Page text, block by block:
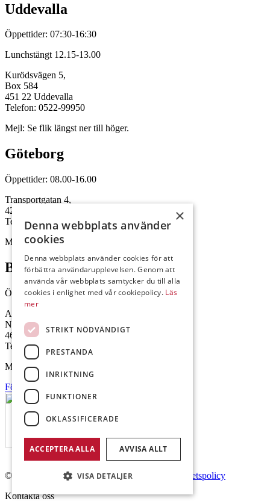
Uddevalla
Öppettider: 07:30-16:30
Lunchstängt 12.15-13.00
Kurödsvägen 5,
Box 584
451 22 Uddevalla
Telefon: 0522-99950
Mejl: Se flik längst ner till höger.
Göteborg
Öppettider: 08.00-16.00
Transportgatan 4,
422 46 Hisings Backa
Telefon: 0708-115352
Mejl: Se flik längst ner till höger.
Brålanda
Öppettider: 07:00-16:00
Andrésen Maskin i Brålanda AB
Nuntorp 301
464 64 Brålanda
Telefon: 0521-57 57 30
Mejl: Se flik längst ner till höger.
Följ oss på Facebook
© Copyright 2026 Andrésen Maskin AB.
Integritetspolicy
Kontakta oss
×
Denna webbplats använder
cookies
Denna webbplats använder cookies för att
förbättra användarupplevelsen. Genom att
använda vår webbplats samtycker du till alla
cookies i enlighet med vår cookiepolicy. Läs
mer
STRIKT NÖDVÄNDIGT
PRESTANDA
INRIKTNING
FUNKTIONER
OKLASSIFICERADE
ACCEPTERA ALLA AVVISA ALLT
VISA DETALJER